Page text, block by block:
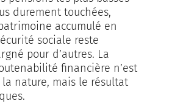
durement touchées,
accumulé en
sociale reste
pour d’autres. La
financière n’est
nature, mais le résultat